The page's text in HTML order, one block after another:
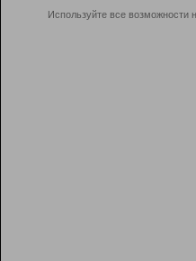
Используйте все возможности